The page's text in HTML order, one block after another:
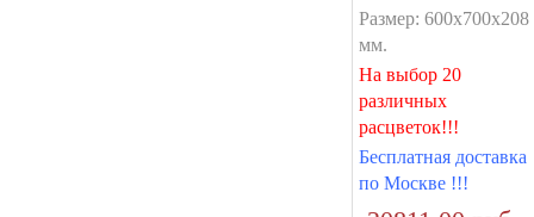
Размер: 600x700x208
мм.
На выбор 20
различных
расцветок!!!
Бесплатная доставка
по Москве !!!